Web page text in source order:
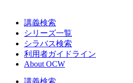
講義検索
シリーズ一覧
シラバス検索
利用者ガイドライン
About OCW